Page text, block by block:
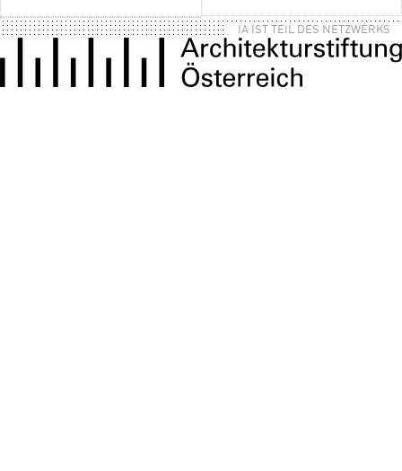
IA IST TEIL DES NETZWERKS